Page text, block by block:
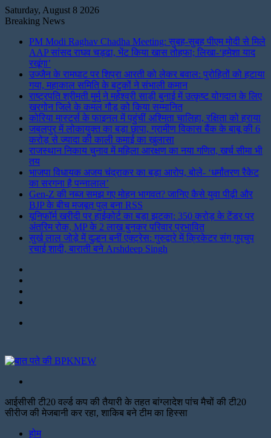
Saturday, August 8 2026
Breaking News
PM Modi Raghav Chadha Meeting: सुबह-सुबह पीएम मोदी से मिले
AAP सांसद राघव चड्ढा, भेंट किया खास तोहफा; लिखा-‘हमेशा याद
रखूंगा’
उज्जैन के रामघाट पर शिप्रा आरती को लेकर बवाल: पुरोहितों को हटाया
गया, महाकाल समिति के बटुकों ने संभाली कमान
राष्ट्रपति श्रीमती मुर्मु ने महेश्वरी साड़ी बुनाई में उत्कृष्ट योगदान के लिए
खरगोन जिले के कमल गौड़ को किया सम्मानित
कोरिया मास्टर्स के फाइनल में पहुंचीं अश्मिता चालिहा, रक्षिता को हराया
जबलपुर में लोकायुक्त का बड़ा छापा, ग्रामीण विकास बैंक के बाबू की 6
करोड़ से ज्यादा की काली कमाई का खुलासा
राजस्थान निकाय चुनाव में महिला आरक्षण का नया गणित, खर्च सीमा भी
तय
भाजपा विधायक अजय चंद्राकर का बड़ा आरोप, बोले- ‘धर्मांतरण रैकेट
का सरगना है पन्नालाल’
Gen-Z की नब्ज समझ गए मोहन भागवत? जानिए कैसे युवा पीढ़ी और
BJP के बीच मजबूत पुल बना RSS
यूनिफॉर्म खरीदी पर हाईकोर्ट का बड़ा झटका: 350 करोड़ के टेंडर पर
अंतरिम रोक, MP के 2 लाख बुनकर परिवार प्रभावित
सुर्ख लाल जोड़े में दुल्हन बनीं एक्ट्रेस: गुरुद्वारे में क्रिकेटर संग गुपचुप
रचाई शादी, बाराती बने Arshdeep Singh
आईसीसी टी20 वर्ल्ड कप की तैयारी के तहत बांग्लादेश पांच मैचों की टी20
सीरीज की मेजबानी कर रहा, शाकिब बने टीम का हिस्सा
होम